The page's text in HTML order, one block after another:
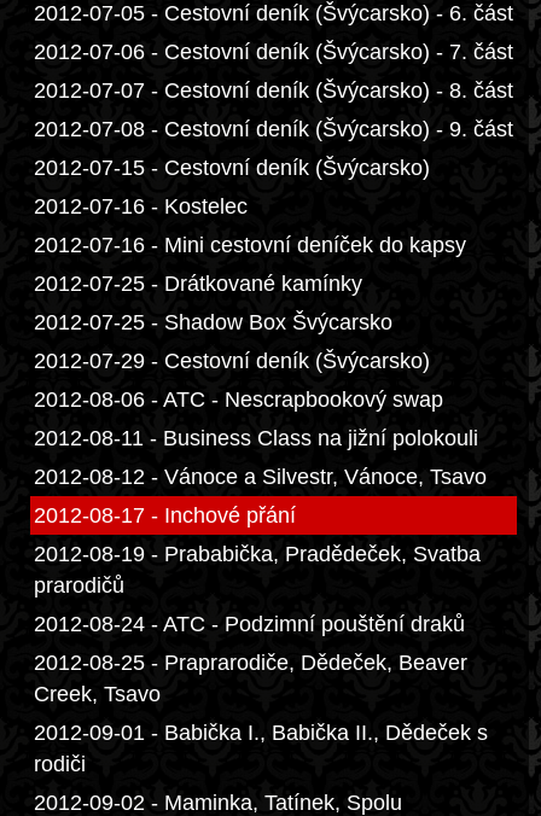
2012-07-05 - Cestovní deník (Švýcarsko) - 6. část
2012-07-06 - Cestovní deník (Švýcarsko) - 7. část
2012-07-07 - Cestovní deník (Švýcarsko) - 8. část
2012-07-08 - Cestovní deník (Švýcarsko) - 9. část
2012-07-15 - Cestovní deník (Švýcarsko)
2012-07-16 - Kostelec
2012-07-16 - Mini cestovní deníček do kapsy
2012-07-25 - Drátkované kamínky
2012-07-25 - Shadow Box Švýcarsko
2012-07-29 - Cestovní deník (Švýcarsko)
2012-08-06 - ATC - Nescrapbookový swap
2012-08-11 - Business Class na jižní polokouli
2012-08-12 - Vánoce a Silvestr, Vánoce, Tsavo
2012-08-17 - Inchové přání
2012-08-19 - Prababička, Pradědeček, Svatba
prarodičů
2012-08-24 - ATC - Podzimní pouštění draků
2012-08-25 - Praprarodiče, Dědeček, Beaver
Creek, Tsavo
2012-09-01 - Babička I., Babička II., Dědeček s
rodiči
2012-09-02 - Maminka, Tatínek, Spolu